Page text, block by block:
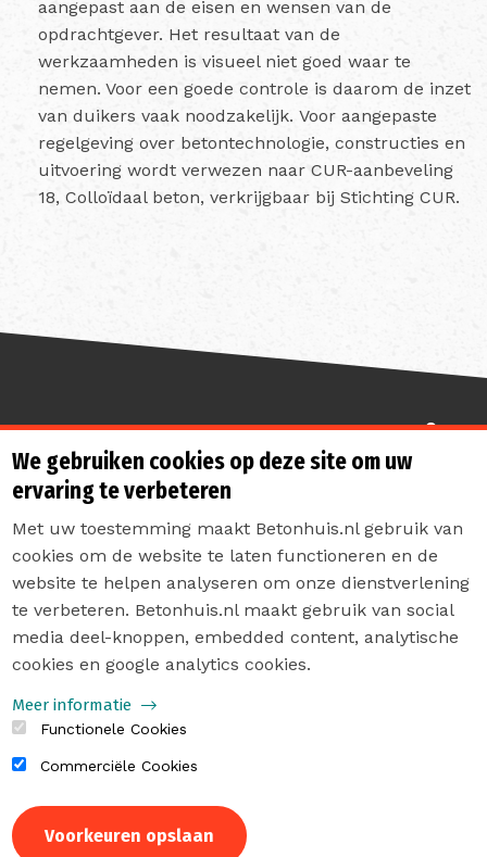
aangepast aan de eisen en wensen van de
opdrachtgever. Het resultaat van de
werkzaamheden is visueel niet goed waar te
nemen. Voor een goede controle is daarom de inzet
van duikers vaak noodzakelijk. Voor aangepaste
regelgeving over betontechnologie, constructies en
uitvoering wordt verwezen naar CUR-aanbeveling
18, Colloïdaal beton, verkrijgbaar bij Stichting CUR.
Sterk de toekomst in
Contact
Privacyverklaring
Sitemap
We gebruiken cookies op deze site om uw
ervaring te verbeteren
Met uw toestemming maakt Betonhuis.nl gebruik van
cookies om de website te laten functioneren en de
website te helpen analyseren om onze dienstverlening
te verbeteren. Betonhuis.nl maakt gebruik van social
media deel-knoppen, embedded content, analytische
cookies en google analytics cookies.
Meer informatie
Functionele Cookies
Commerciële Cookies
Voorkeuren opslaan